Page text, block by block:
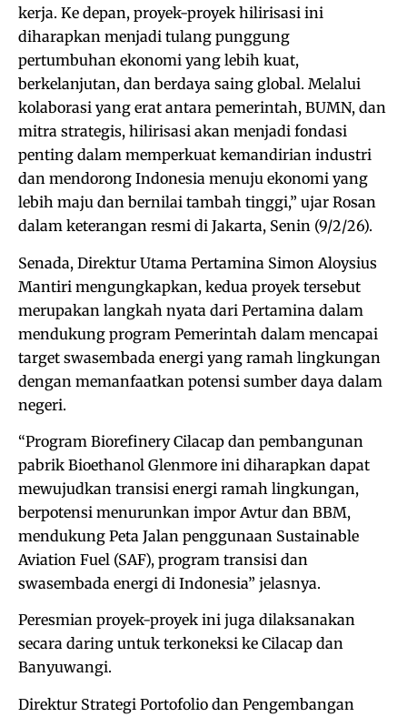
kerja. Ke depan, proyek-proyek hilirisasi ini
diharapkan menjadi tulang punggung
pertumbuhan ekonomi yang lebih kuat,
berkelanjutan, dan berdaya saing global. Melalui
kolaborasi yang erat antara pemerintah, BUMN, dan
mitra strategis, hilirisasi akan menjadi fondasi
penting dalam memperkuat kemandirian industri
dan mendorong Indonesia menuju ekonomi yang
lebih maju dan bernilai tambah tinggi,” ujar Rosan
dalam keterangan resmi di Jakarta, Senin (9/2/26).
Senada, Direktur Utama Pertamina Simon Aloysius
Mantiri mengungkapkan, kedua proyek tersebut
merupakan langkah nyata dari Pertamina dalam
mendukung program Pemerintah dalam mencapai
target swasembada energi yang ramah lingkungan
dengan memanfaatkan potensi sumber daya dalam
negeri.
“Program Biorefinery Cilacap dan pembangunan
pabrik Bioethanol Glenmore ini diharapkan dapat
mewujudkan transisi energi ramah lingkungan,
berpotensi menurunkan impor Avtur dan BBM,
mendukung Peta Jalan penggunaan Sustainable
Aviation Fuel (SAF), program transisi dan
swasembada energi di Indonesia” jelasnya.
Peresmian proyek-proyek ini juga dilaksanakan
secara daring untuk terkoneksi ke Cilacap dan
Banyuwangi.
Direktur Strategi Portofolio dan Pengembangan